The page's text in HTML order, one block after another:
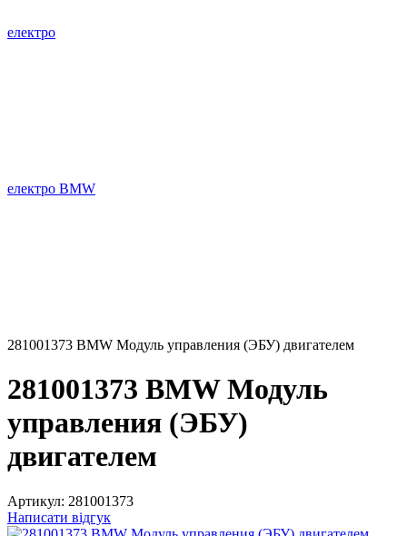
електро
електро BMW
281001373 BMW Модуль управления (ЭБУ) двигателем
281001373 BMW Модуль
управления (ЭБУ)
двигателем
Артикул: 281001373
Написати відгук